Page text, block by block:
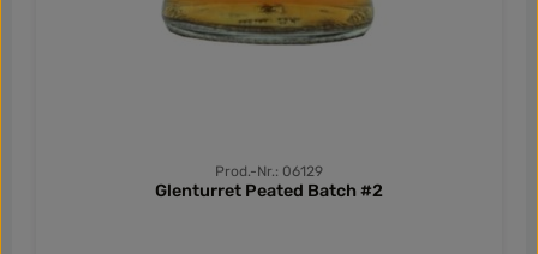
Prod.-Nr.: 06129
Glenturret Peated Batch #2